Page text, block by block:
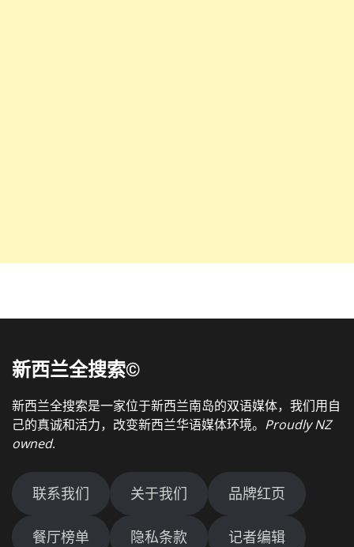
新西兰全搜索©
新西兰全搜索是一家位于新西兰南岛的双语媒体，我们用自
己的真诚和活力，改变新西兰华语媒体环境。 Proudly NZ
owned.
联系我们 关于我们 品牌红页
餐厅榜单 隐私条款 记者编辑